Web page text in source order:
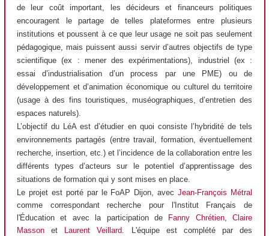
de leur coût important, les décideurs et financeurs politiques
encouragent le partage de telles plateformes entre plusieurs
institutions et poussent à ce que leur usage ne soit pas seulement
pédagogique, mais puissent aussi servir d’autres objectifs de type
scientifique (ex : mener des expérimentations), industriel (ex :
essai d’industrialisation d’un process par une PME) ou de
développement et d’animation économique ou culturel du territoire
(usage à des fins touristiques, muséographiques, d’entretien des
espaces naturels).
L’objectif du LéA est d’étudier en quoi consiste l’hybridité de tels
environnements partagés (entre travail, formation, éventuellement
recherche, insertion, etc.) et l’incidence de la collaboration entre les
différents types d’acteurs sur le potentiel d’apprentissage des
situations de formation qui y sont mises en place.
Le projet est porté par le FoAP Dijon, avecJean-François Métral
comme correspondant recherche pour l'Institut Français de
l'Éducation et avec la participation de
Fanny Chrétien, Claire
Masson et Laurent Veillard. L'équipe est complété par des